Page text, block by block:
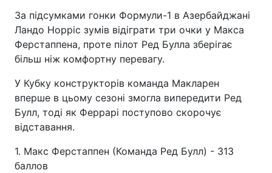
За підсумками гонки Формули-1 в Азербайджані
Ландо Норріс зумів відіграти три очки у Макса
Ферстаппена, проте пілот Ред Булла зберігає
більш ніж комфортну перевагу.
У Кубку конструкторів команда Макларен
вперше в цьому сезоні змогла випередити Ред
Булл, тоді як Феррарі поступово скорочує
відставання.
1. Макс Ферстаппен (Команда Ред Булл) - 313
баллов